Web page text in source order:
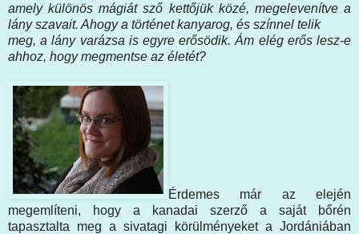
amely különös mágiát sző kettőjük közé, megelevenítve a
lány szavait. Ahogy a történet kanyarog, és színnel telik
meg, a lány varázsa is egyre erősödik. Ám elég erős lesz-e
ahhoz, hogy megmentse az életét?
Érdemes már az elején
megemlíteni, hogy a kanadai szerző a saját bőrén
tapasztalta meg a sivatagi körülményeket a Jordániában